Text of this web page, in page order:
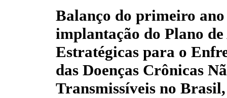
Balanço do primeiro
implantação do Plano de
Estratégicas para o
das Doenças Crônicas
Transmissíveis no